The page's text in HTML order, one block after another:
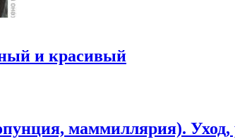
и красивый
маммиллярия).